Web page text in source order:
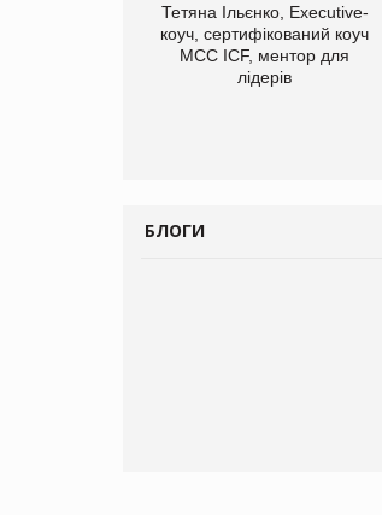
Тетяна Ільєнко, Executive-
коуч, сертифікований коуч
МСС ICF, ментор для
лідерів
БЛОГИ